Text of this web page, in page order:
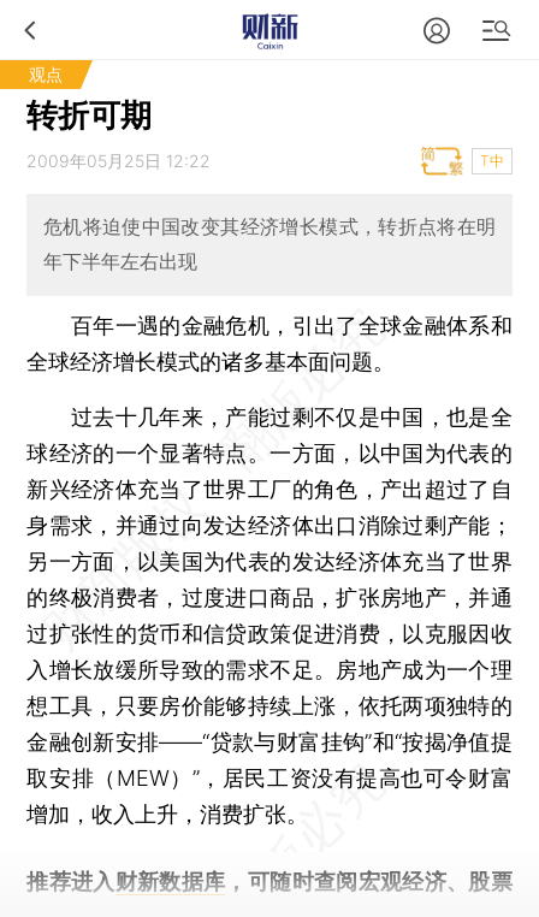
观点
转折可期
2009年05月25日 12:22 T中
危机将迫使中国改变其经济增长模式，转折点将在明
年下半年左右出现
百年一遇的金融危机，引出了全球金融体系和
全球经济增长模式的诸多基本面问题。
过去十几年来，产能过剩不仅是中国，也是全
球经济的一个显著特点。一方面，以中国为代表的
新兴经济体充当了世界工厂的角色，产出超过了自
身需求，并通过向发达经济体出口消除过剩产能；
另一方面，以美国为代表的发达经济体充当了世界
的终极消费者，过度进口商品，扩张房地产，并通
过扩张性的货币和信贷政策促进消费，以克服因收
入增长放缓所导致的需求不足。房地产成为一个理
想工具，只要房价能够持续上涨，依托两项独特的
金融创新安排——“贷款与财富挂钩”和“按揭净值提
取安排（MEW）”，居民工资没有提高也可令财富
增加，收入上升，消费扩张。
推荐进入 财新数据库 ，可随时查阅宏观经济、股票